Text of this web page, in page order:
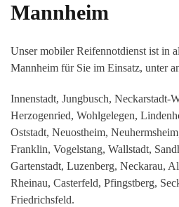
Mannheim
Unser mobiler Reifennotdienst ist in
Mannheim für Sie im Einsatz, unter
Innenstadt, Jungbusch, Neckarstadt-
Herzogenried, Wohlgelegen,
Oststadt, Neuostheim,
Franklin, Vogelstang, Wallstadt,
Gartenstadt, Luzenberg, Neckarau,
Rheinau, Casterfeld, Pfingstberg,
Friedrichsfeld.